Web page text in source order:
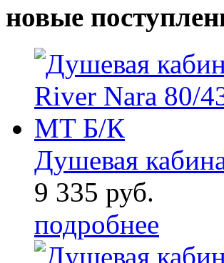
новые
Душевая
9 335 руб.
подробнее